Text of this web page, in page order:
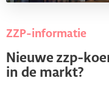
ZZP-informatie
Nieuwe zzp-
in de markt?